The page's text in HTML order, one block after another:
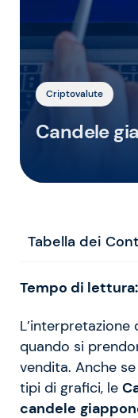
Criptovalute
Candele
Tabella dei
Tempo di lettura:
L’interpretazione
quando si
vendita. Anche
tipi di grafici, le
candele